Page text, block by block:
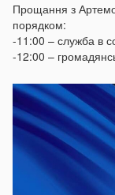
Прощання з
порядком:
-11:00 – служба в
-12:00 –